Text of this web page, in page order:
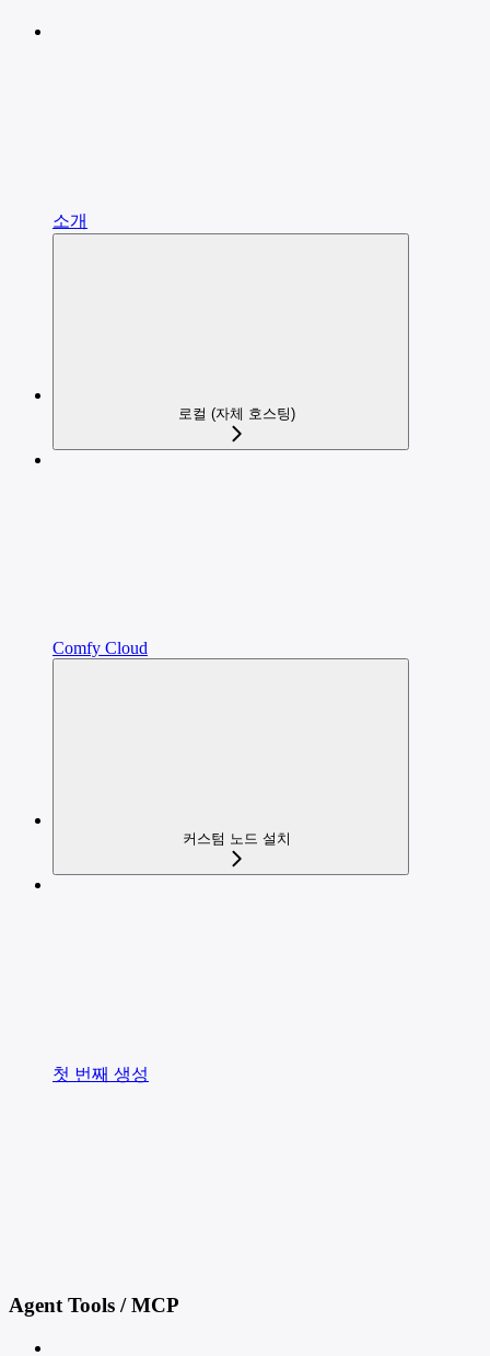
소개
로컬 (자체 호스팅)
Comfy Cloud
커스텀 노드 설치
첫 번째 생성
Agent Tools / MCP